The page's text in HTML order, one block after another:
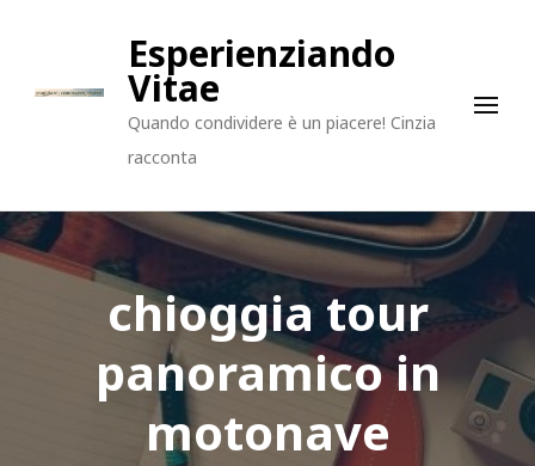
Esperienziando
Vitae
Quando condividere è un piacere! Cinzia
racconta
chioggia tour
panoramico in
motonave